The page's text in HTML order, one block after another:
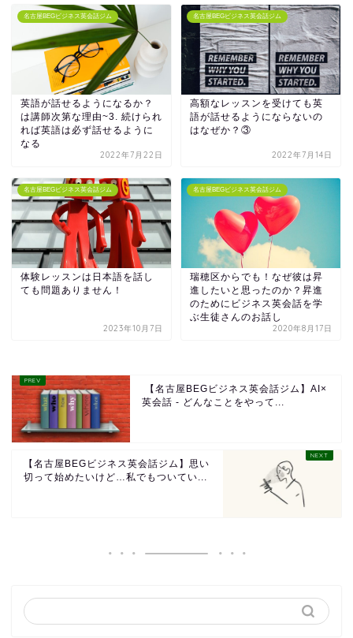
名古屋BEGビジネス英会話ジム
英語が話せるようになるか？
は講師次第な理由~3. 続けられ
れば英語は必ず話せるように
なる
2022年7月22日
名古屋BEGビジネス英会話ジム
高額なレッスンを受けても英
語が話せるようにならないの
はなぜか？③
2022年7月14日
名古屋BEGビジネス英会話ジム
体験レッスンは日本語を話し
ても問題ありません！
2023年10月7日
名古屋BEGビジネス英会話ジム
瑞穂区からでも！なぜ彼は昇
進したいと思ったのか？昇進
のためにビジネス英会話を学
ぶ生徒さんのお話し
2020年8月17日
【名古屋BEGビジネス英会話ジム】AI×
英会話 - どんなことをやって...
【名古屋BEGビジネス英会話ジム】思い
切って始めたいけど…私でもついてい...